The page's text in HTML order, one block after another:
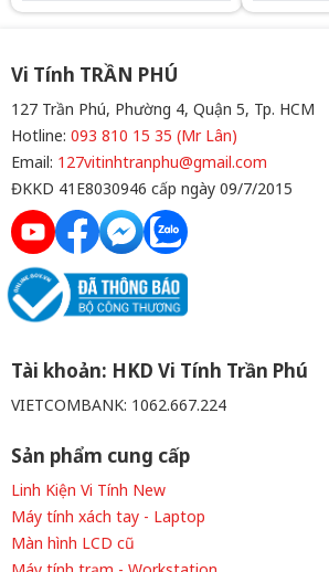
điều hành: Chưa Bao Gồm
: 256GB VGA: Đồ họa HD
Vi Tính TRẦN PHÚ
127 Trần Phú, Phường 4, Quận 5, Tp. HCM
Hotline: 093 810 15 35 (Mr Lân)
Email: 127vitinhtranphu@gmail.com
ĐKKD 41E8030946 cấp ngày 09/7/2015
Tài khoản: HKD Vi Tính Trần Phú
VIETCOMBANK: 1062.667.224
Sản phẩm cung cấp
Linh Kiện Vi Tính New
Máy tính xách tay - Laptop
Màn hình LCD cũ